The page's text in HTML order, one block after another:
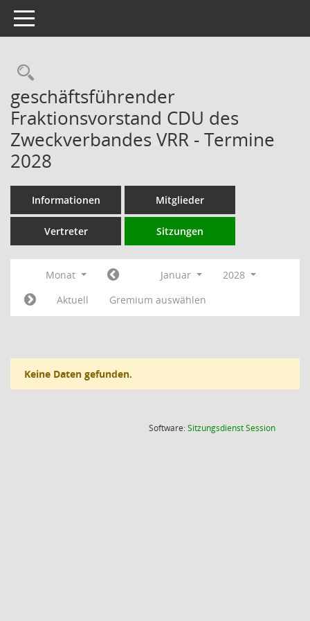
Toggle navigation
Rechercheauswahl
geschäftsführender
Fraktionsvorstand CDU des
Zweckverbandes VRR - Termine
2028
Informationen Mitglieder
Vertreter Sitzungen
Monat Januar
2028
Aktuell
Gremium auswählen
Keine Daten gefunden.
Software:SitzungsdienstSession(Wird in